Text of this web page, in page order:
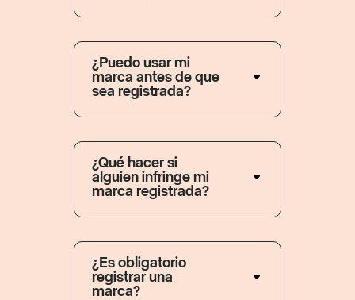
¿Puedo usar mi
marca antes de que
sea registrada?
¿Qué hacer si
alguien infringe mi
marca registrada?
¿Es obligatorio
registrar una
marca?